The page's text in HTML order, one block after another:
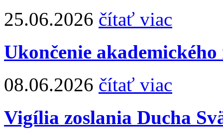
25.06.2026 čítať viac
Ukončenie
08.06.2026 čítať viac
Vigília zoslania Ducha